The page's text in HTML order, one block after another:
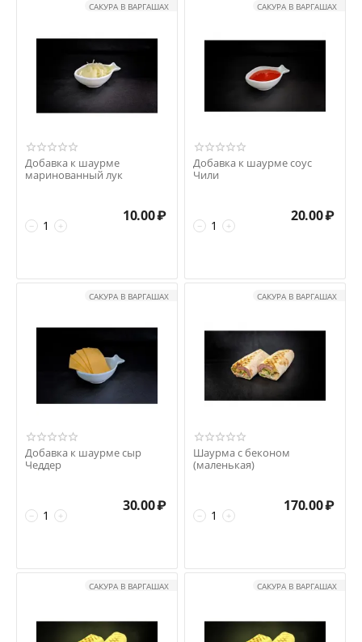
САКУРА В ВАРГАШАХ
Добавка к шаурме
маринованный лук
+
−
10.00₽
САКУРА В ВАРГАШАХ
Добавка к шаурме соус
Чили
+
−
20.00₽
САКУРА В ВАРГАШАХ
Добавка к шаурме сыр
Чеддер
+
−
30.00₽
САКУРА В ВАРГАШАХ
Шаурма с беконом
(маленькая)
+
−
170.00₽
САКУРА В ВАРГАШАХ САКУРА В ВАРГАШАХ